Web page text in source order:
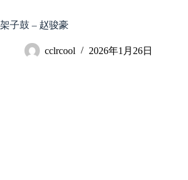
至
内
架子鼓 – 赵骏豪
cclrcool 2026年1月26日